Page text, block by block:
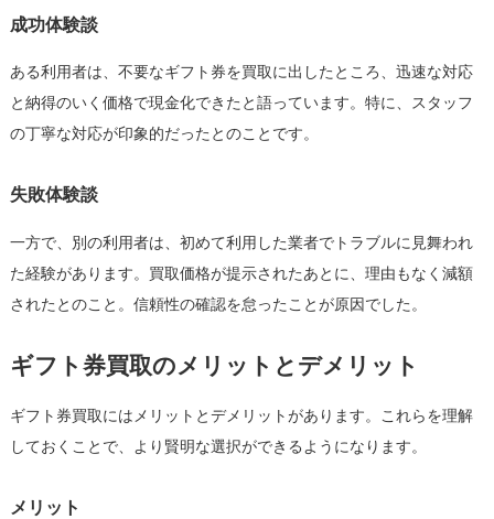
成功体験談
ある利用者は、不要なギフト券を買取に出したところ、迅速な対応
と納得のいく価格で現金化できたと語っています。特に、スタッフ
の丁寧な対応が印象的だったとのことです。
失敗体験談
一方で、別の利用者は、初めて利用した業者でトラブルに見舞われ
た経験があります。買取価格が提示されたあとに、理由もなく減額
されたとのこと。信頼性の確認を怠ったことが原因でした。
ギフト券買取のメリットとデメリット
ギフト券買取にはメリットとデメリットがあります。これらを理解
しておくことで、より賢明な選択ができるようになります。
メリット